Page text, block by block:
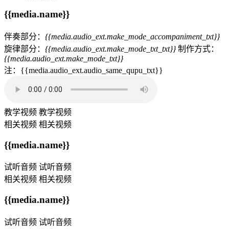
{{media.name}}
伴奏部分： {{media.audio_ext.make_mode_accompaniment_txt}}
旋律部分： {{media.audio_ext.make_mode_txt_txt}} 制作方式：
{{media.audio_ext.make_mode_txt}}
注：{{media.audio_ext.audio_same_qupu_txt}}
教学视频 教学视频
相关视频 相关视频
{{media.name}}
试听音频 试听音频
相关视频 相关视频
{{media.name}}
试听音频 试听音频